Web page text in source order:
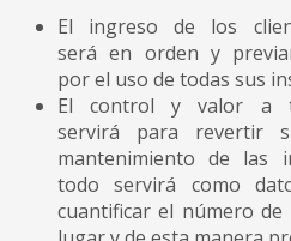
El ingreso de los
será en orden y
por el uso de todas sus
El control y valor a
servirá para revertir
mantenimiento de las
todo servirá como
cuantificar el número